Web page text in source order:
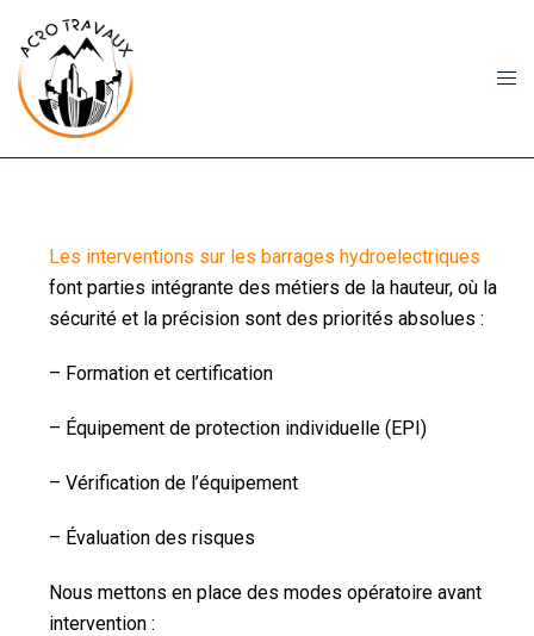
Les interventions sur les barrages hydroelectriques
font parties intégrante des métiers de la hauteur, où la
sécurité et la précision sont des priorités absolues :
– Formation et certification
– Équipement de protection individuelle (EPI)
– Vérification de l’équipement
– Évaluation des risques
Nous mettons en place des modes opératoire avant
intervention :